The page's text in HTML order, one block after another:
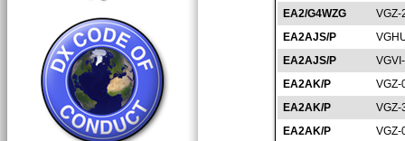
EA2/G4WZG
VGZ-
EA2AJS/P
EA2AJS/P
EA2AK/P
VGZ-
EA2AK/P
VGZ-
EA2AK/P
VGZ-